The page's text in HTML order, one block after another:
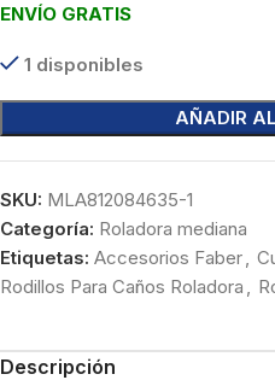
ENVÍO GRATIS
1 disponibles
AÑADIR
SKU: MLA812084635-1
Categoría: Roladora mediana
Etiquetas: Accesorios Faber
Rodillos Para Caños Roladora
Descripción